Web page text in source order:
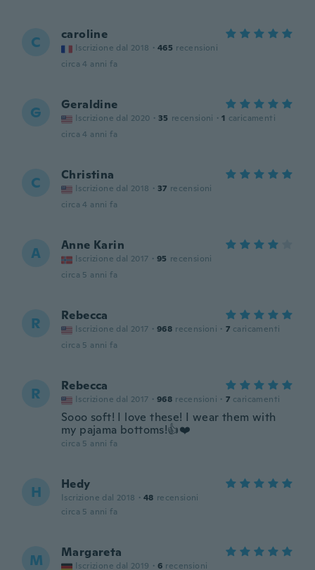
C caroline
Iscrizione dal 2018 · 465 recensioni
circa 4 anni fa
G Geraldine
Iscrizione dal 2020 · 35 recensioni · 1 caricamenti
circa 4 anni fa
C Christina
Iscrizione dal 2018 · 37 recensioni
circa 4 anni fa
A Anne Karin
Iscrizione dal 2017 · 95 recensioni
circa 5 anni fa
R Rebecca
Iscrizione dal 2017 · 968 recensioni · 7 caricamenti
circa 5 anni fa
R Rebecca
Iscrizione dal 2017 · 968 recensioni · 7 caricamenti
Sooo soft! I love these! I wear them with
my pajama bottoms!👍❤️
circa 5 anni fa
H Hedy
Iscrizione dal 2018 · 48 recensioni
circa 5 anni fa
M Margareta
Iscrizione dal 2019 · 6 recensioni